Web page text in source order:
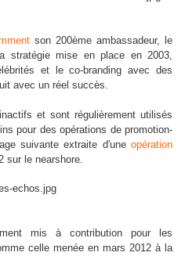
son 200ème ambassadeur, le
stratégie mise en place en 2003,
et le co-branding avec des
avec un réel succès.
et sont régulièrement utilisés
pour des opérations de promotion-
suivante extraite d'une opération
sur le nearshore.
mis à contribution pour les
celle menée en mars 2012 à la